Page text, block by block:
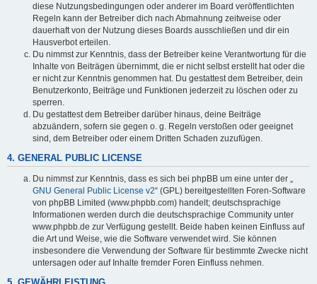
diese Nutzungsbedingungen oder anderer im Board veröffentlichten
Regeln kann der Betreiber dich nach Abmahnung zeitweise oder
dauerhaft von der Nutzung dieses Boards ausschließen und dir ein
Hausverbot erteilen.
Du nimmst zur Kenntnis, dass der Betreiber keine Verantwortung für die
Inhalte von Beiträgen übernimmt, die er nicht selbst erstellt hat oder die
er nicht zur Kenntnis genommen hat. Du gestattest dem Betreiber, dein
Benutzerkonto, Beiträge und Funktionen jederzeit zu löschen oder zu
sperren.
Du gestattest dem Betreiber darüber hinaus, deine Beiträge
abzuändern, sofern sie gegen o. g. Regeln verstoßen oder geeignet
sind, dem Betreiber oder einem Dritten Schaden zuzufügen.
4. GENERAL PUBLIC LICENSE
Du nimmst zur Kenntnis, dass es sich bei phpBB um eine unter der „
GNU General Public License v2“ (GPL) bereitgestellten Foren-Software
von phpBB Limited (www.phpbb.com) handelt; deutschsprachige
Informationen werden durch die deutschsprachige Community unter
www.phpbb.de zur Verfügung gestellt. Beide haben keinen Einfluss auf
die Art und Weise, wie die Software verwendet wird. Sie können
insbesondere die Verwendung der Software für bestimmte Zwecke nicht
untersagen oder auf Inhalte fremder Foren Einfluss nehmen.